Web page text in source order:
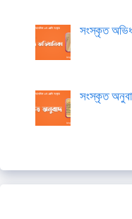
সংস্কৃত
সংস্কৃত